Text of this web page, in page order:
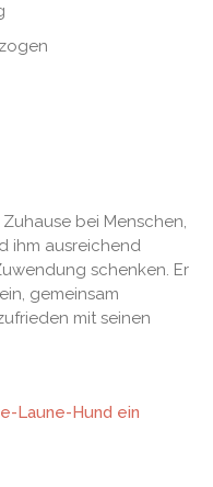
bei Menschen,
ihm ausreichend
schenken. Er
gemeinsam
mit seinen
Laune-Hund ein